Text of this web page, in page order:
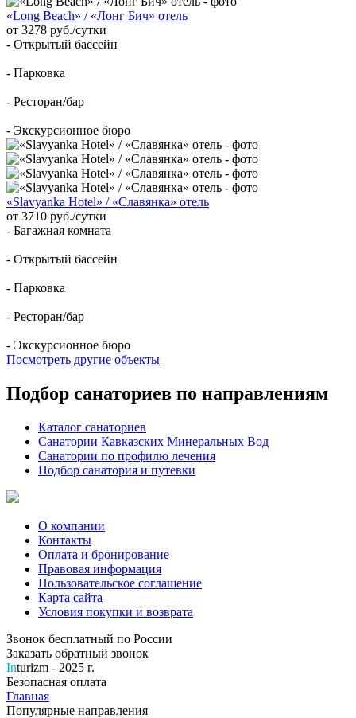
«Long Beach» / «Лонг Бич» отель
от 3278 руб./сутки
- Открытый бассейн
- Парковка
- Ресторан/бар
- Экскурсионное бюро
«Slavyanka Hotel» / «Славянка» отель
от 3710 руб./сутки
- Багажная комната
- Открытый бассейн
- Парковка
- Ресторан/бар
- Экскурсионное бюро
Посмотреть другие объекты
Подбор санаториев по направлениям
Каталог санаториев
Санатории Кавказских Минеральных Вод
Санатории по профилю лечения
Подбор санатория и путевки
О компании
Контакты
Оплата и бронирование
Правовая информация
Пользовательское соглашение
Карта сайта
Условия покупки и возврата
Звонок бесплатный по России
Заказать обратный звонок
Inturizm - 2025 г.
Безопасная оплата
Главная
Популярные направления